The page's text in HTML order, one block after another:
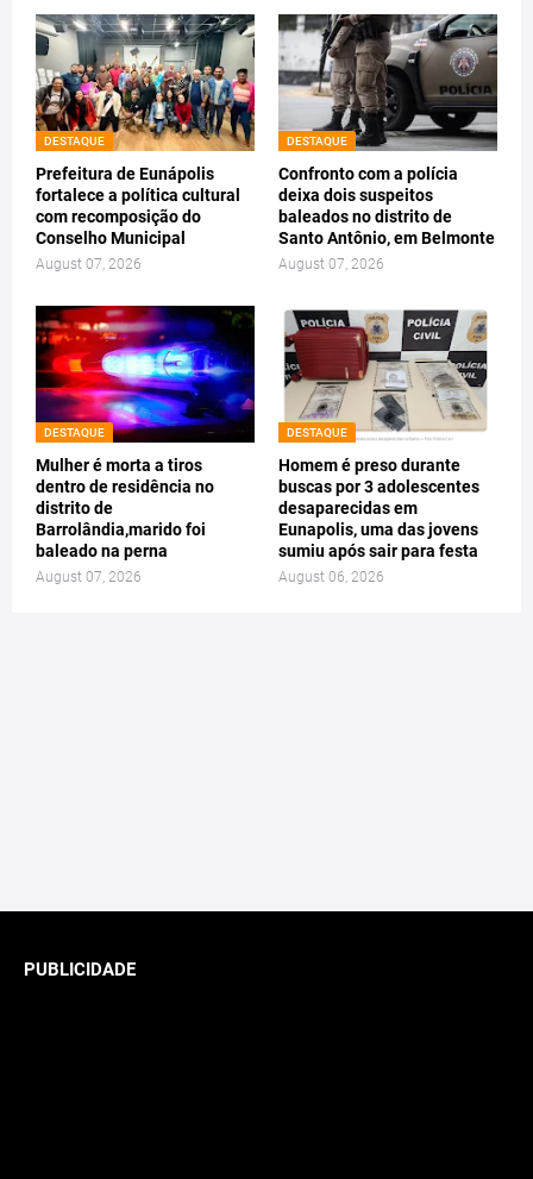
DESTAQUE
Prefeitura de Eunápolis
fortalece a política cultural
com recomposição do
Conselho Municipal
August 07, 2026
DESTAQUE
Confronto com a polícia
deixa dois suspeitos
baleados no distrito de
Santo Antônio, em Belmonte
August 07, 2026
DESTAQUE
Mulher é morta a tiros
dentro de residência no
distrito de
Barrolândia,marido foi
baleado na perna
August 07, 2026
DESTAQUE
Homem é preso durante
buscas por 3 adolescentes
desaparecidas em
Eunapolis, uma das jovens
sumiu após sair para festa
August 06, 2026
PUBLICIDADE